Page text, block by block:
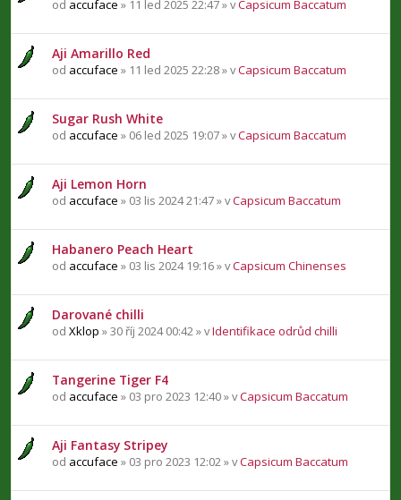
od accuface » 11 led 2025 22:47 » vCapsicum Baccatum
Aji Amarillo Red
od accuface » 11 led 2025 22:28 » vCapsicum Baccatum
Sugar Rush White
od accuface » 06 led 2025 19:07 » vCapsicum Baccatum
Aji Lemon Horn
od accuface » 03 lis 2024 21:47 » vCapsicum Baccatum
Habanero Peach Heart
od accuface » 03 lis 2024 19:16 » vCapsicum Chinenses
Darované chilli
od Xklop » 30 říj 2024 00:42 » vIdentifikace odrůd chilli
Tangerine Tiger F4
od accuface » 03 pro 2023 12:40 » vCapsicum Baccatum
Aji Fantasy Stripey
od accuface » 03 pro 2023 12:02 » vCapsicum Baccatum